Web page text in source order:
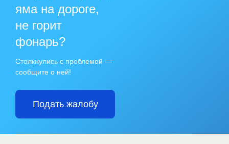
яма на дороге,
не горит
фонарь?
Столкнулись с проблемой —
сообщите о ней!
Подать жалобу